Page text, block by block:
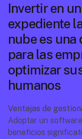
Invertir en
expediente
nube es
para las
optimizar
humanos
Ventajas de
Adoptar un
beneficios